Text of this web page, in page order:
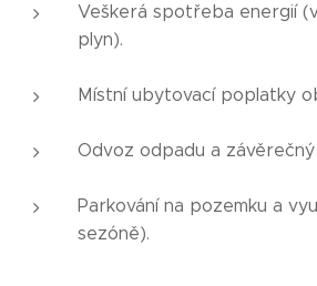
Veškerá spotřeba energií
plyn).
Místní ubytovací poplatky
Odvoz odpadu a závěrečný
Parkování na pozemku a
sezóně).